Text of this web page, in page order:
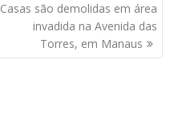
Casas são demolidas em área
invadida na Avenida das
Torres, em Manaus